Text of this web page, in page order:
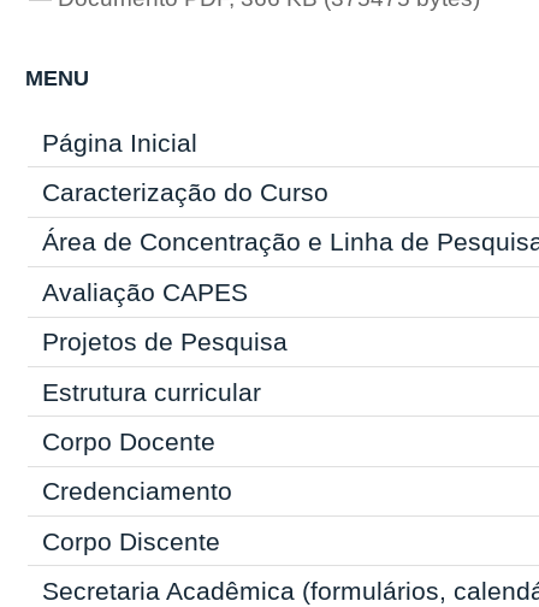
MENU
Página Inicial
Caracterização do Curso
Área de Concentração e Linha de
Avaliação CAPES
Projetos de Pesquisa
Estrutura curricular
Corpo Docente
Credenciamento
Corpo Discente
Secretaria Acadêmica (formulários,